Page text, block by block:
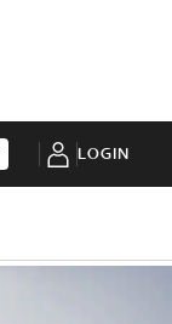
LOGIN